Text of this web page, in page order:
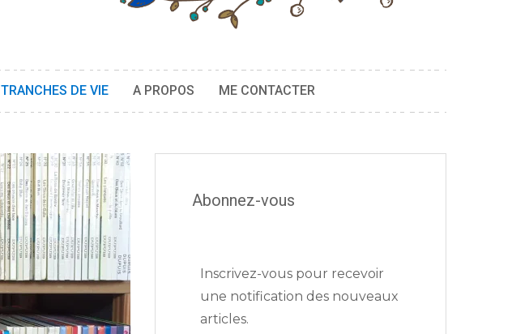
TRANCHES DE VIE A PROPOS ME CONTACTER
Abonnez-vous
Inscrivez-vous pour recevoir
une notification des nouveaux
articles.